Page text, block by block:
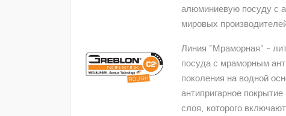
алюминиевую посуду с
мировых
Линия "Мраморная" -
посуда с мраморным
поколения на водной
антипригарное
слоя, которого